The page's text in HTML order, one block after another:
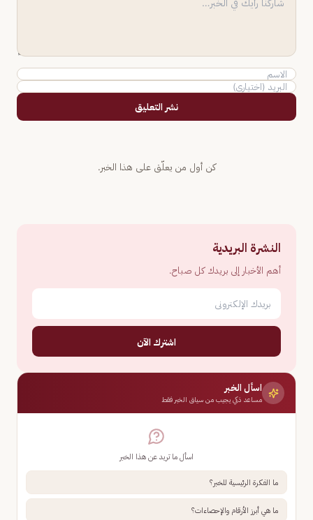
نشر التعليق
كن أول من يعلّق على هذا الخبر.
النشرة البريدية
أهم الأخبار إلى بريدك كل صباح.
اشترك الآن
اسأل الخبر
مساعد ذكي يجيب من سياق الخبر فقط
اسأل ما تريد عن هذا الخبر
ما الفكرة الرئيسية للخبر؟
ما هي أبرز الأرقام والإحصاءات؟